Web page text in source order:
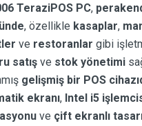
TeraziPOS PC,
, özellikle kasaplar,
ve restoranlar gibi
satış ve stok yönetimi
gelişmiş bir POS
ekranı, Intel i5
ve çift ekranlı